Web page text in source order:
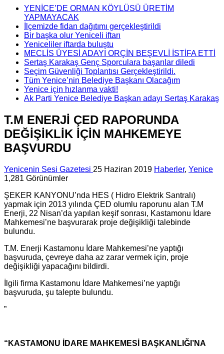
YENİCE’DE ORMAN KÖYLÜSÜ ÜRETİM
YAPMAYACAK
İlçemizde fidan dağıtımı gerçekleştirildi
Bir başka olur Yeniceli iftarı
Yeniceliler iftarda buluştu
MECLİS ÜYESİ ADAYI ORÇİN BEŞEVLİ İSTİFA ETTİ
Sertaş Karakaş Genç Sporculara başarılar diledi
Seçim Güvenliği Toplantısı Gerçekleştirildi.
Tüm Yenice’nin Belediye Başkanı Olacağım
Yenice için hızlanma vakti!
Ak Parti Yenice Belediye Başkan adayı Sertaş Karakaş
T.M ENERJİ ÇED RAPORUNDA
DEĞİŞİKLİK İÇİN MAHKEMEYE
BAŞVURDU
Yenicenin Sesi Gazetesi 25 Haziran 2019 Haberler, Yenice
1,281 Görünümler
ŞEKER KANYONU’nda HES ( Hidro Elektrik Santralı)
yapmak için 2013 yılında ÇED olumlu raporunu alan T.M
Enerji, 22 Nisan’da yapılan keşif sonrası, Kastamonu İdare
Mahkemesi’ne başvurarak proje değişikliği talebinde
bulundu.
T.M. Enerji Kastamonu İdare Mahkemesi’ne yaptığı
başvuruda, çevreye daha az zarar vermek için, proje
değişikliği yapacağını bildirdi.
İlgili firma Kastamonu İdare Mahkemesi’ne yaptığı
başvuruda, şu talepte bulundu.
”
“KASTAMONU İDARE MAHKEMESİ BAŞKANLIĞI’NA